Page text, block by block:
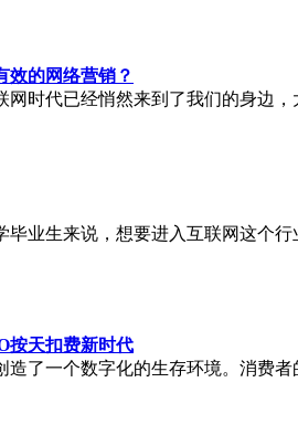
效的网络营销？
网时代已经悄然来到了我们的身边
业生来说，想要进入互联网这个
按天扣费新时代
造了一个数字化的生存环境。消费